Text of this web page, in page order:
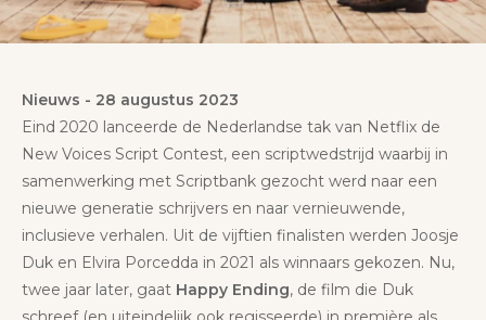
Nieuws - 28 augustus 2023
Eind 2020 lanceerde de Nederlandse tak van Netflix de
New Voices Script Contest, een scriptwedstrijd waarbij in
samenwerking met Scriptbank gezocht werd naar een
nieuwe generatie schrijvers en naar vernieuwende,
inclusieve verhalen. Uit de vijftien finalisten werden Joosje
Duk en Elvira Porcedda in 2021 als winnaars gekozen. Nu,
twee jaar later, gaat Happy Ending, de film die Duk